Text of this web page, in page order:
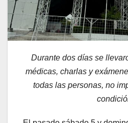
Durante dos días se
médicas, charlas y
todas las personas, no